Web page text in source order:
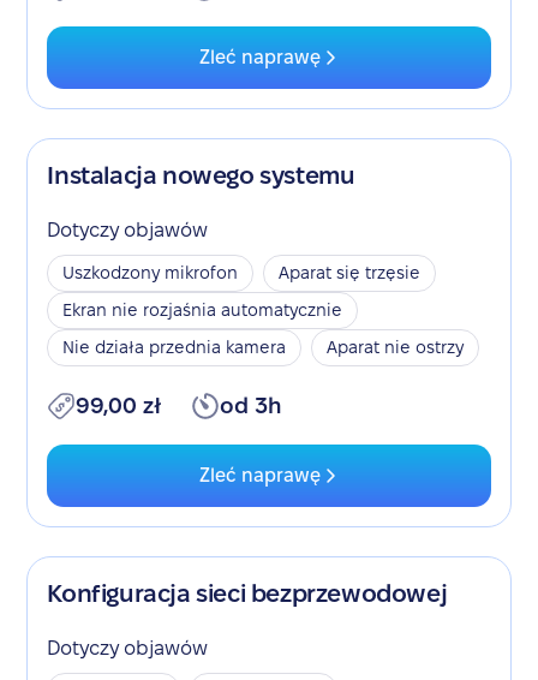
Zleć naprawę
Instalacja nowego systemu
Dotyczy objawów
Uszkodzony mikrofon
Aparat się trzęsie
Ekran nie rozjaśnia automatycznie
Nie działa przednia kamera
Aparat nie ostrzy
99,00 zł od 3h
Zleć naprawę
Konfiguracja sieci bezprzewodowej
Dotyczy objawów